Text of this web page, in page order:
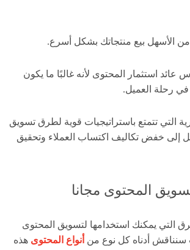
من الأسهل بيع منتجاتك بشكل أسرع.
استثمار المحتوى لأنه غالبًا ما يكون
رحلة العميل.
التي تتمتع باستراتيجيات قوية لطرق تسويق
إلى خفض تكاليف اكتساب العملاء وتحقيق
المحتوى مجانا
التي يمكنك استخدامها لتسويق المحتوى
سنناقش أدناه كل نوع من أنواع المحتوى هذه